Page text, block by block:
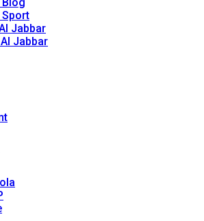
Sport
Jabbar
Jabbar